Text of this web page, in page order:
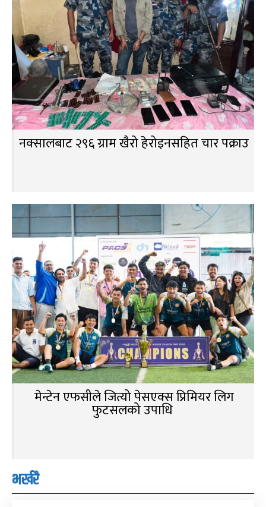
नक्सालबाट २९६ ग्राम खैरो हेरोइनसहित चार पक्राउ
मेन्टेन एफसीले जित्यो पेसएक्स प्रिमियर लिग
फुटसलको उपाधि
भर्खरै